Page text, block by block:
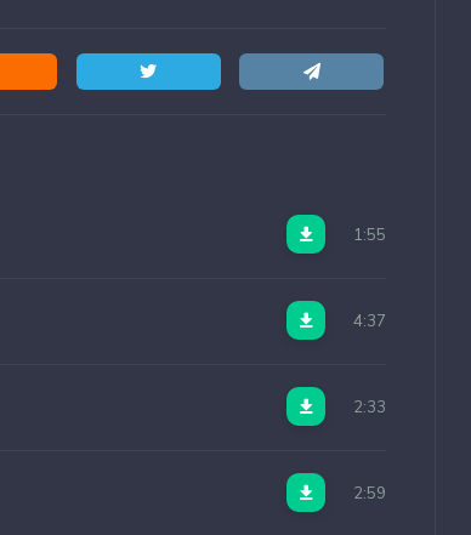
1:55
4:37
2:33
2:59